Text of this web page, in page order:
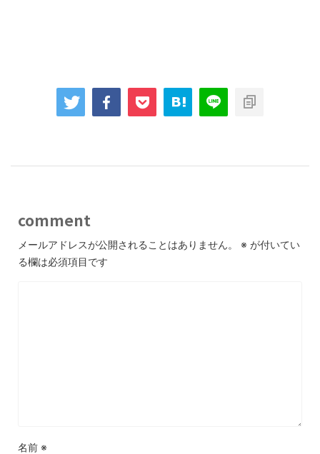
comment
メールアドレスが公開されることはありません。 ※ が付いてい
る欄は必須項目です
名前 ※